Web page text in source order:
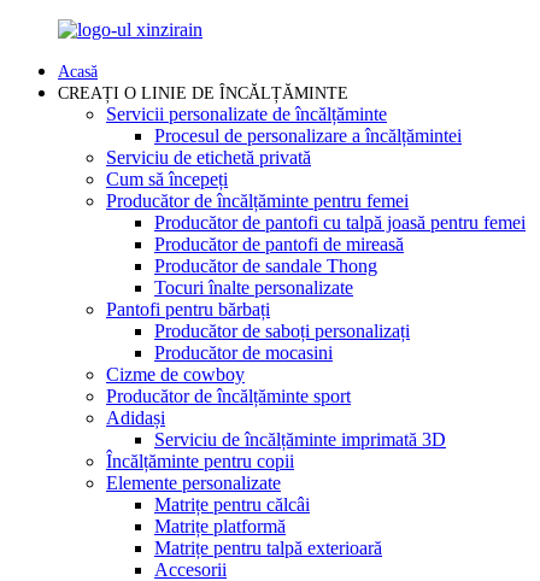
Acasă
CREAȚI O LINIE DE ÎNCĂLȚĂMINTE
Servicii personalizate de încălțăminte
Procesul de personalizare a încălțămintei
Serviciu de etichetă privată
Cum să începeți
Producător de încălțăminte pentru femei
Producător de pantofi cu talpă joasă pentru femei
Producător de pantofi de mireasă
Producător de sandale Thong
Tocuri înalte personalizate
Pantofi pentru bărbați
Producător de saboți personalizați
Producător de mocasini
Cizme de cowboy
Producător de încălțăminte sport
Adidași
Serviciu de încălțăminte imprimată 3D
Încălțăminte pentru copii
Elemente personalizate
Matrițe pentru călcâi
Matrițe platformă
Matrițe pentru talpă exterioară
Accesorii